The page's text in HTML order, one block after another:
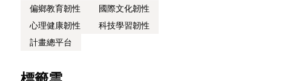
偏鄉教育韌性
國際文化韌性
心理健康韌性
科技學習韌性
計畫總平台